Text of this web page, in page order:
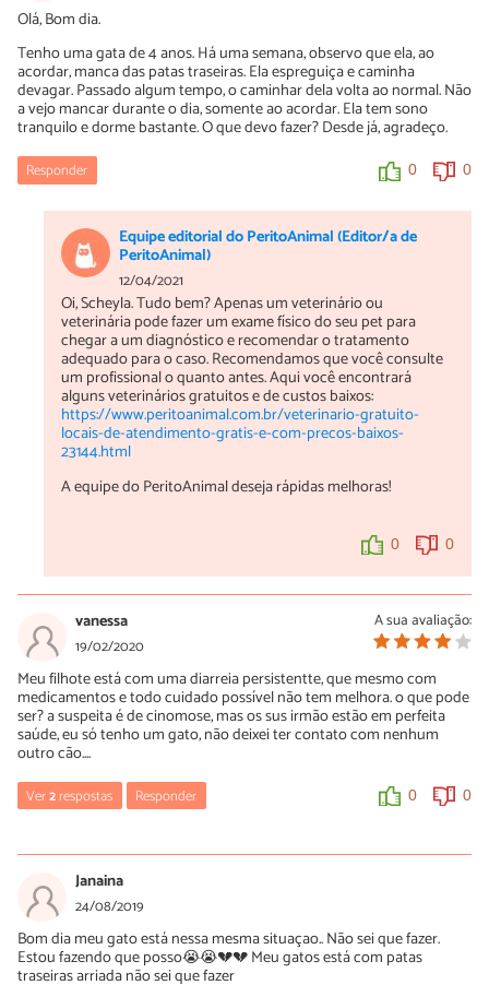
Olá, Bom dia.
Tenho uma gata de 4 anos. Há uma semana, observo que ela, ao
acordar, manca das patas traseiras. Ela espreguiça e caminha
devagar. Passado algum tempo, o caminhar dela volta ao normal. Não
a vejo mancar durante o dia, somente ao acordar. Ela tem sono
tranquilo e dorme bastante. O que devo fazer? Desde já, agradeço.
Responder 0 0
Equipe editorial do PeritoAnimal (Editor/a de
PeritoAnimal)
12/04/2021
Oi, Scheyla. Tudo bem? Apenas um veterinário ou
veterinária pode fazer um exame físico do seu pet para
chegar a um diagnóstico e recomendar o tratamento
adequado para o caso. Recomendamos que você consulte
um profissional o quanto antes. Aqui você encontrará
alguns veterinários gratuitos e de custos baixos:
https://www.peritoanimal.com.br/veterinario-gratuito-
locais-de-atendimento-gratis-e-com-precos-baixos-
23144.html
A equipe do PeritoAnimal deseja rápidas melhoras!
0 0
A sua avaliação:
vanessa
19/02/2020
Meu filhote está com uma diarreia persistentte, que mesmo com
medicamentos e todo cuidado possível não tem melhora. o que pode
ser? a suspeita é de cinomose, mas os sus irmão estão em perfeita
saúde, eu só tenho um gato, não deixei ter contato com nenhum
outro cão....
Ver2respostas Responder 0 0
20/02/2020
Oi Vanessa! Temos um artigo sobre as causas e possíveis
tratamentos para um gato filhote com diarreia, confira:
https://www.peritoanimal.com.br/gato-filhote-com-diarreia-
causas-sintomas-e-tratamento-22943.html
Janaina
24/08/2019
Bom dia meu gato está nessa mesma situaçao.. Não sei que fazer.
Estou fazendo que posso😭😭💔💔 Meu gatos está com patas
traseiras arriada não sei que fazer